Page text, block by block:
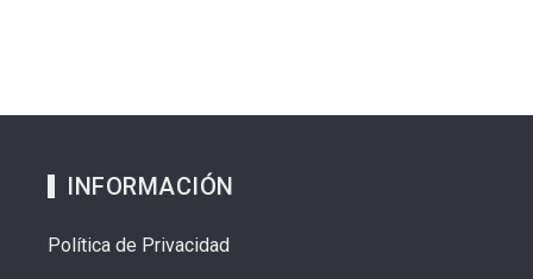
INFORMACIÓN
Política de Privacidad